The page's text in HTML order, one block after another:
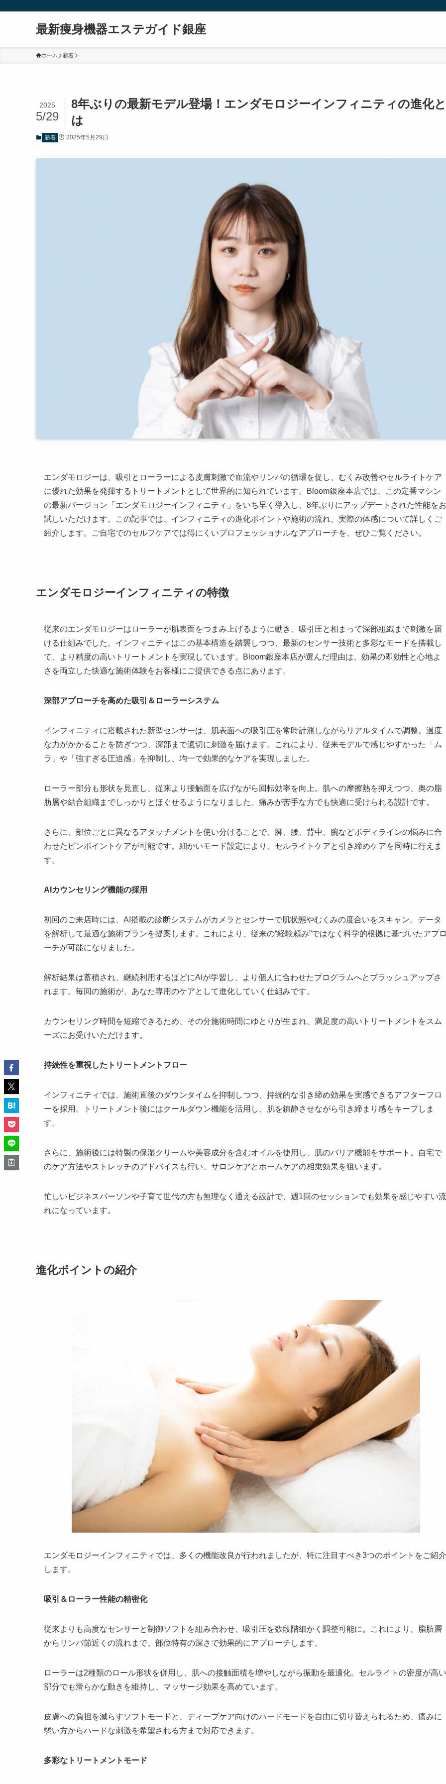
最新痩身機器エステガイド銀座
ホーム 新着
8年ぶりの最新モデル登場！エンダモロジーインフィニティの進化と
は
2025
5/29
新着 2025年5月29日
エンダモロジーは、吸引とローラーによる皮膚刺激で血流やリンパの循環を促し、むくみ改善やセルライトケア
に優れた効果を発揮するトリートメントとして世界的に知られています。Bloom銀座本店では、この定番マシン
の最新バージョン「エンダモロジーインフィニティ」をいち早く導入し、8年ぶりにアップデートされた性能をお
試しいただけます。この記事では、インフィニティの進化ポイントや施術の流れ、実際の体感について詳しくご
紹介します。ご自宅でのセルフケアでは得にくいプロフェッショナルなアプローチを、ぜひご覧ください。
エンダモロジーインフィニティの特徴
従来のエンダモロジーはローラーが肌表面をつまみ上げるように動き、吸引圧と相まって深部組織まで刺激を届
ける仕組みでした。インフィニティはこの基本構造を踏襲しつつ、最新のセンサー技術と多彩なモードを搭載し
て、より精度の高いトリートメントを実現しています。Bloom銀座本店が選んだ理由は、効果の即効性と心地よ
さを両立した快適な施術体験をお客様にご提供できる点にあります。
深部アプローチを高めた吸引＆ローラーシステム
インフィニティに搭載された新型センサーは、肌表面への吸引圧を常時計測しながらリアルタイムで調整。過度
な力がかかることを防ぎつつ、深部まで適切に刺激を届けます。これにより、従来モデルで感じやすかった「ム
ラ」や「強すぎる圧迫感」を抑制し、均一で効果的なケアを実現しました。
ローラー部分も形状を見直し、従来より接触面を広げながら回転効率を向上。肌への摩擦熱を抑えつつ、奥の脂
肪層や結合組織までしっかりとほぐせるようになりました。痛みが苦手な方でも快適に受けられる設計です。
さらに、部位ごとに異なるアタッチメントを使い分けることで、脚、腰、背中、腕などボディラインの悩みに合
わせたピンポイントケアが可能です。細かいモード設定により、セルライトケアと引き締めケアを同時に行えま
す。
AIカウンセリング機能の採用
初回のご来店時には、AI搭載の診断システムがカメラとセンサーで肌状態やむくみの度合いをスキャン。データ
を解析して最適な施術プランを提案します。これにより、従来の“経験頼み”ではなく科学的根拠に基づいたアプ
ーチが可能になりました。
解析結果は蓄積され、継続利用するほどにAIが学習し、より個人に合わせたプログラムへとブラッシュアップさ
れます。毎回の施術が、あなた専用のケアとして進化していく仕組みです。
カウンセリング時間を短縮できるため、その分施術時間にゆとりが生まれ、満足度の高いトリートメントをスム
ーズにお受けいただけます。
持続性を重視したトリートメントフロー
インフィニティでは、施術直後のダウンタイムを抑制しつつ、持続的な引き締め効果を実感できるアフターフロ
ーを採用。トリートメント後にはクールダウン機能を活用し、肌を鎮静させながら引き締まり感をキープしま
す。
さらに、施術後には特製の保湿クリームや美容成分を含むオイルを使用し、肌のバリア機能をサポート。自宅で
のケア方法やストレッチのアドバイスも行い、サロンケアとホームケアの相乗効果を狙います。
忙しいビジネスパーソンや子育て世代の方も無理なく通える設計で、週1回のセッションでも効果を感じやすい流
れになっています。
進化ポイントの紹介
エンダモロジーインフィニティでは、多くの機能改良が行われましたが、特に注目すべき3つのポイントをご紹介
します。
吸引＆ローラー性能の精密化
従来よりも高度なセンサーと制御ソフトを組み合わせ、吸引圧を数段階細かく調整可能に。これにより、脂肪層
からリンパ節近くの流れまで、部位特有の深さで効果的にアプローチします。
ローラーは2種類のロール形状を併用し、肌への接触面積を増やしながら振動を最適化。セルライトの密度が高い
部分でも滑らかな動きを維持し、マッサージ効果を高めています。
皮膚への負担を減らすソフトモードと、ディープケア向けのハードモードを自由に切り替えられるため、痛みに
弱い方からハードな刺激を希望される方まで対応できます。
多彩なトリートメントモード